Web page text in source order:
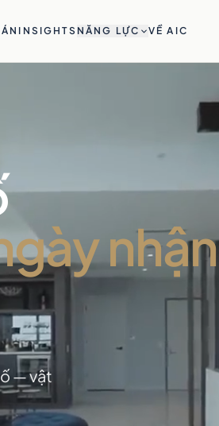
INSIGHTS NĂNG LỰC VỀ AIC
nhận
— vật